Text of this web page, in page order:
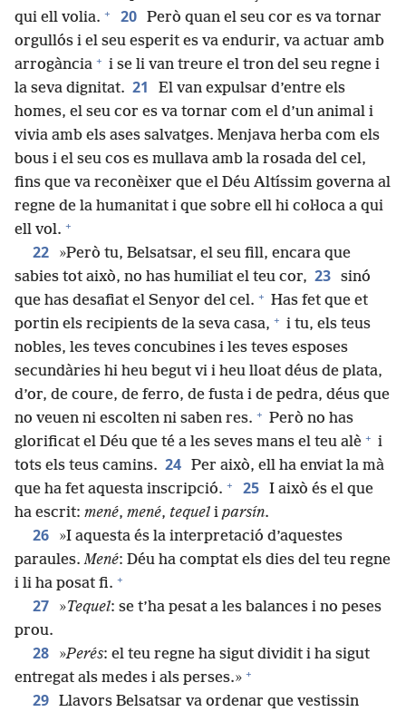
qui ell volia. + 20 Però quan el seu cor es va tornar
orgullós i el seu esperit es va endurir, va actuar amb
arrogància + i se li van treure el tron del seu regne i
la seva dignitat. 21
El van expulsar d’entre els
homes, el seu cor es va tornar com el d’un animal i
vivia amb els ases salvatges. Menjava herba com els
bous i el seu cos es mullava amb la rosada del cel,
fins que va reconèixer que el Déu Altíssim governa al
regne de la humanitat i que sobre ell hi coŀloca a qui
ell vol. +
22
»Però tu, Belsatsar, el seu fill, encara que
sabies tot això, no has humiliat el teu cor, 23 sinó
que has desafiat el Senyor del cel. + Has fet que et
portin els recipients de la seva casa, + i tu, els teus
nobles, les teves concubines i les teves esposes
secundàries hi heu begut vi i heu lloat déus de plata,
d’or, de coure, de ferro, de fusta i de pedra, déus que
no veuen ni escolten ni saben res. + Però no has
glorificat el Déu que té a les seves mans el teu alè + i
tots els teus camins. 24 Per això, ell ha enviat la mà
que ha fet aquesta inscripció. + 25 I això és el que
ha escrit: mené, mené, tequel i parsín.
26
»I aquesta és la interpretació d’aquestes
paraules.Mené: Déu ha comptat els dies del teu regne
i li ha posat fi. +
27 »Tequel: se t’ha pesat a les balances i no peses
prou.
28 »Perés: el teu regne ha sigut dividit i ha sigut
entregat als medes i als perses.» +
29 Llavors Belsatsar va ordenar que vestissin